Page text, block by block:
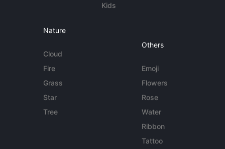
Kids
Nature
Cloud
Fire
Grass
Star
Tree
Others
Emoji
Flowers
Rose
Water
Ribbon
Tattoo